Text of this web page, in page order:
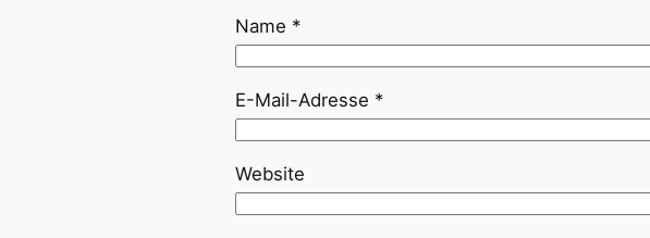
Name *
E-Mail-Adresse *
Website